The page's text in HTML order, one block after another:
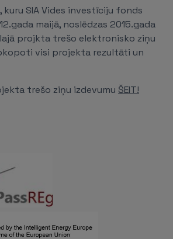
kuru SIA Vides investīciju fonds
maijā, noslēdzas 2015.gada
projkta trešo elektronisko ziņu
visi projekta rezultāti un
trešo ziņu izdevumu ŠEIT!